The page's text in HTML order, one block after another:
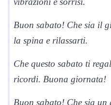
Buon sabato! Che sia il
la spina e rilassarti.
Che questo sabato ti
ricordi. Buona giornata!
Buon sabato! Che sia